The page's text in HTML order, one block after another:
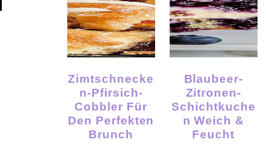
Zimtschnecke
N-Pfirsich-
Cobbler Für
Den Perfekten
Brunch
Blaubeer-
Zitronen-
Schichtkuche
N Weich &
Feucht